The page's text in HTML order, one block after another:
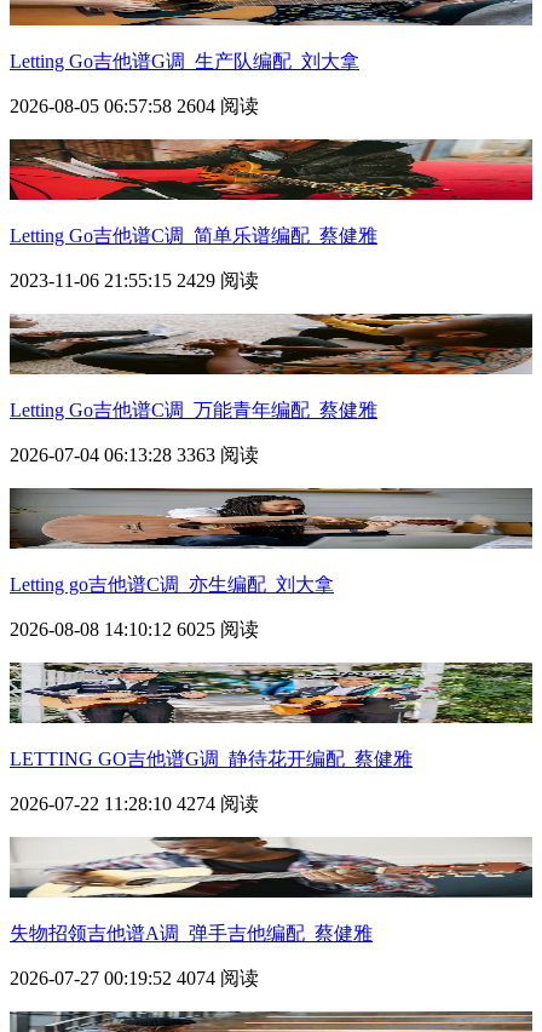
Letting Go吉他谱G调_生产队编配_刘大拿
2026-08-05 06:57:58 2604 阅读
Letting Go吉他谱C调_简单乐谱编配_蔡健雅
2023-11-06 21:55:15 2429 阅读
Letting Go吉他谱C调_万能青年编配_蔡健雅
2026-07-04 06:13:28 3363 阅读
Letting go吉他谱C调_亦生编配_刘大拿
2026-08-08 14:10:12 6025 阅读
LETTING GO吉他谱G调_静待花开编配_蔡健雅
2026-07-22 11:28:10 4274 阅读
失物招领吉他谱A调_弹手吉他编配_蔡健雅
2026-07-27 00:19:52 4074 阅读